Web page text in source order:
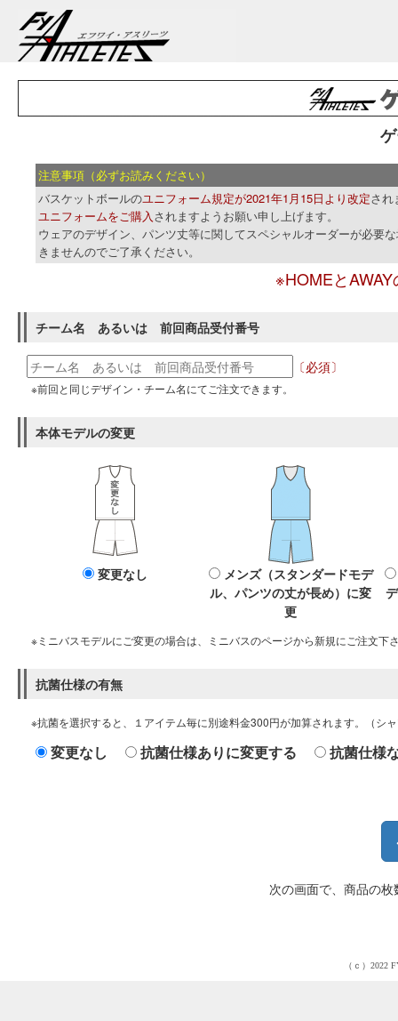
注意事項（必ずお読みください）
バスケットボールのユニフォーム規定が2021年1月15日より改定され
ユニフォームをご購入 されますようお願い申し上げます。
ウェアのデザイン、パンツ丈等に関してスペシャルオーダーが必要
きませんのでご了承ください。
※HOMEと
チーム名 あるいは 前回商品受付番号
〔必須〕
※前回と同じデザイン・チーム名にてご注文できます。
本体モデルの変更
変更なし
メンズ（スタンダードモデ
ル、パンツの丈が長め）に変
更
※ミニバスモデルにご変更の場合は、ミニバスのページから新規にご注文下
抗菌仕様の有無
※抗菌を選択すると、１アイテム毎に別途料金300円が加算されます。（シ
変更なし 抗菌仕様ありに変更する 抗菌仕様
次の画面で、商品の
（ｃ）2022